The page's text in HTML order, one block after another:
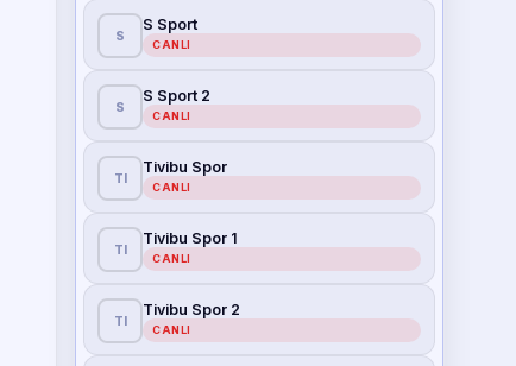
S
S Sport
CANLI
S
S Sport 2
CANLI
TI
Tivibu Spor
CANLI
TI
Tivibu Spor 1
CANLI
TI
Tivibu Spor 2
CANLI